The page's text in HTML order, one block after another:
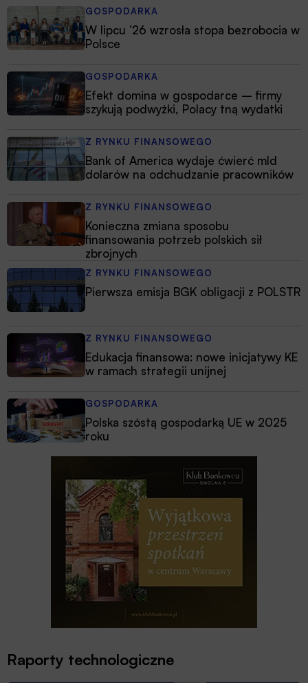
GOSPODARKA
W lipcu ’26 wzrosła stopa bezrobocia w
Polsce
GOSPODARKA
Efekt domina w gospodarce – firmy
szykują podwyżki, Polacy tną wydatki
Z RYNKU FINANSOWEGO
Bank of America wydaje ćwierć mld
dolarów na odchudzanie pracowników
Z RYNKU FINANSOWEGO
Konieczna zmiana sposobu
finansowania potrzeb polskich sił
zbrojnych
Z RYNKU FINANSOWEGO
Pierwsza emisja BGK obligacji z POLSTR
Z RYNKU FINANSOWEGO
Edukacja finansowa: nowe inicjatywy KE
w ramach strategii unijnej
GOSPODARKA
Polska szóstą gospodarką UE w 2025
roku
Raporty technologiczne